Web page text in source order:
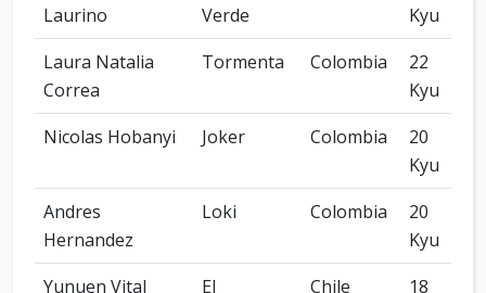
Laurino
Verde
Kyu
Laura Natalia
Correa
Tormenta Colombia
22
Kyu
Nicolas Hobanyi
Joker Colombia
20
Kyu
Andres
Hernandez
Loki Colombia
20
Kyu
Yunuen Vital
El Chile 18